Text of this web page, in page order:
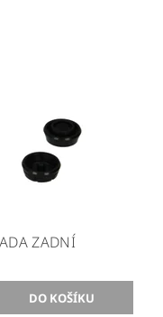
ZADNÍ